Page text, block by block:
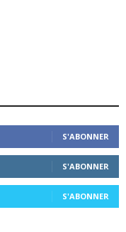
S'ABONNER
S'ABONNER
S'ABONNER